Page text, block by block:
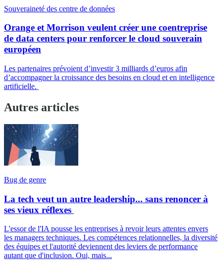
Souveraineté des centre de données
Orange et Morrison veulent créer une coentreprise
de data centers pour renforcer le cloud souverain
européen
Les partenaires prévoient d’investir 3 milliards d’euros afin
d’accompagner la croissance des besoins en cloud et en intelligence
artificielle.
Autres articles
Bug de genre
La tech veut un autre leadership... sans renoncer à
ses vieux réflexes
L'essor de l'IA pousse les entreprises à revoir leurs attentes envers
les managers techniques. Les compétences relationnelles, la diversité
des équipes et l'autorité deviennent des leviers de performance
autant que d'inclusion. Oui, mais...